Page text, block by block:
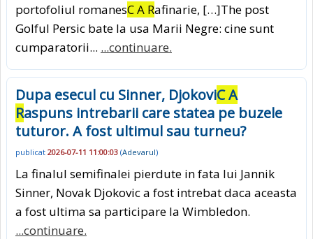
portofoliul romanesC A Rafinarie, […]The post
Golful Persic bate la usa Marii Negre: cine sunt
cumparatorii... ...continuare.
Dupa esecul cu Sinner, DjokoviC A
Raspuns intrebarii care statea pe buzele
tuturor. A fost ultimul sau turneu?
publicat 2026-07-11 11:00:03 (Adevarul)
La finalul semifinalei pierdute in fata lui Jannik
Sinner, Novak Djokovic a fost intrebat daca aceasta
a fost ultima sa participare la Wimbledon.
...continuare.